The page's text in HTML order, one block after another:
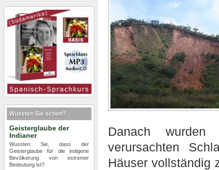
Danach
verursachten
Häuser vollständig
Wussten Sie schon?
Geisterglaube der
Indianer
Wussten Sie, dass der
Geisterglaube für die indigene
Bevölkerung von extremer
Bedeutung ist?